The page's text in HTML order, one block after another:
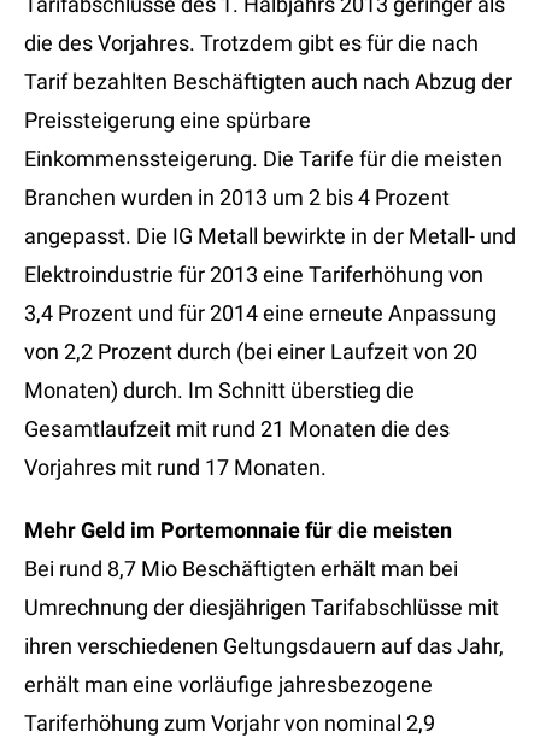
die des Vorjahres. Trotzdem gibt es für die nach
Tarif bezahlten Beschäftigten auch nach Abzug der
Preissteigerung eine spürbare
Einkommenssteigerung. Die Tarife für die meisten
Branchen wurden in 2013 um 2 bis 4 Prozent
angepasst. Die IG Metall bewirkte in der Metall- und
Elektroindustrie für 2013 eine Tariferhöhung von
3,4 Prozent und für 2014 eine erneute Anpassung
von 2,2 Prozent durch (bei einer Laufzeit von 20
Monaten) durch. Im Schnitt überstieg die
Gesamtlaufzeit mit rund 21 Monaten die des
Vorjahres mit rund 17 Monaten.
Mehr Geld im Portemonnaie für die meisten
Bei rund 8,7 Mio Beschäftigten erhält man bei
Umrechnung der diesjährigen Tarifabschlüsse mit
ihren verschiedenen Geltungsdauern auf das Jahr,
erhält man eine vorläufige jahresbezogene
Tariferhöhung zum Vorjahr von nominal 2,9